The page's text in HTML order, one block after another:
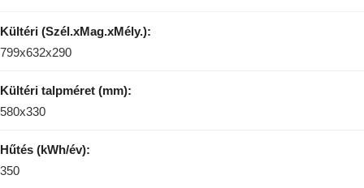
Kültéri (Szél.xMag.xMély.):
799x632x290
Kültéri talpméret (mm):
580x330
Hűtés (kWh/év):
350